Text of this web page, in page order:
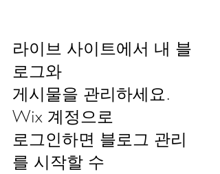
라이브 사이트에서 내 블
로그와
게시물을 관리하세요.
Wix 계정으로
로그인하면 블로그 관리
를 시작할 수